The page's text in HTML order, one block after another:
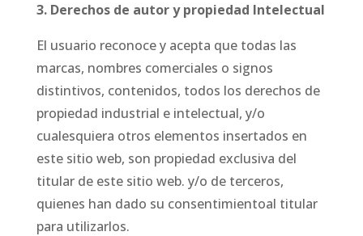
3. Derechos de autor y propiedad Intelectual
El usuario reconoce y acepta que todas las
marcas, nombres comerciales o signos
distintivos, contenidos, todos los derechos de
propiedad industrial e intelectual, y/o
cualesquiera otros elementos insertados en
este sitio web, son propiedad exclusiva del
titular de este sitio web. y/o de terceros,
quienes han dado su consentimientoal titular
para utilizarlos.